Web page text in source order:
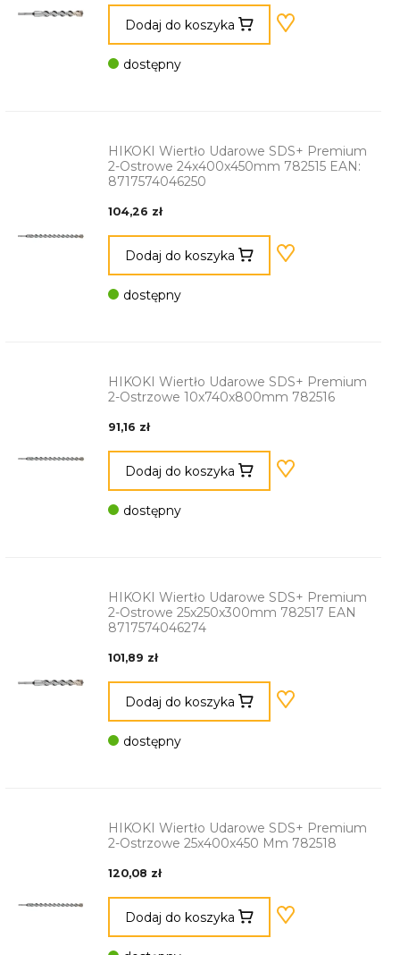
Dodaj do koszyka
dostępny
HIKOKI Wiertło Udarowe SDS+ Premium
2-Ostrowe 24x400x450mm 782515 EAN:
8717574046250
104,26 zł
Dodaj do koszyka
dostępny
HIKOKI Wiertło Udarowe SDS+ Premium
2-Ostrzowe 10x740x800mm 782516
91,16 zł
Dodaj do koszyka
dostępny
HIKOKI Wiertło Udarowe SDS+ Premium
2-Ostrowe 25x250x300mm 782517 EAN
8717574046274
101,89 zł
Dodaj do koszyka
dostępny
HIKOKI Wiertło Udarowe SDS+ Premium
2-Ostrzowe 25x400x450 Mm 782518
120,08 zł
Dodaj do koszyka